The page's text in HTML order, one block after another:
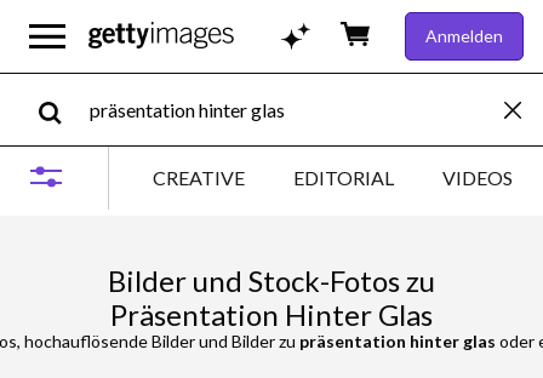
Anmelden
CREATIVE EDITORIAL VIDEOS
Bilder und Stock-Fotos zu
Präsentation Hinter Glas
hochauflösende Bilder und Bilder zu präsentation hinter glas oder